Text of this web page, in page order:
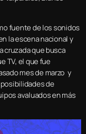
fuente de los sonidos
la escena nacional y
cruzada que busca
TV, el que fue
mes de marzo y
de
avaluados en más